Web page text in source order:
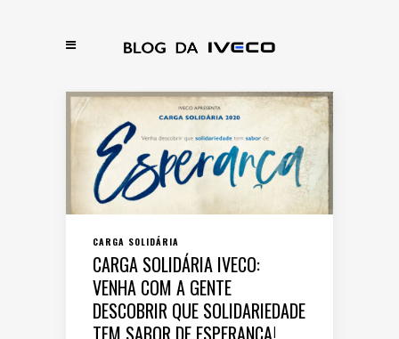
CARGA SOLIDÁRIA
CARGA SOLIDÁRIA IVECO:
VENHA COM A GENTE
DESCOBRIR QUE SOLIDARIEDADE